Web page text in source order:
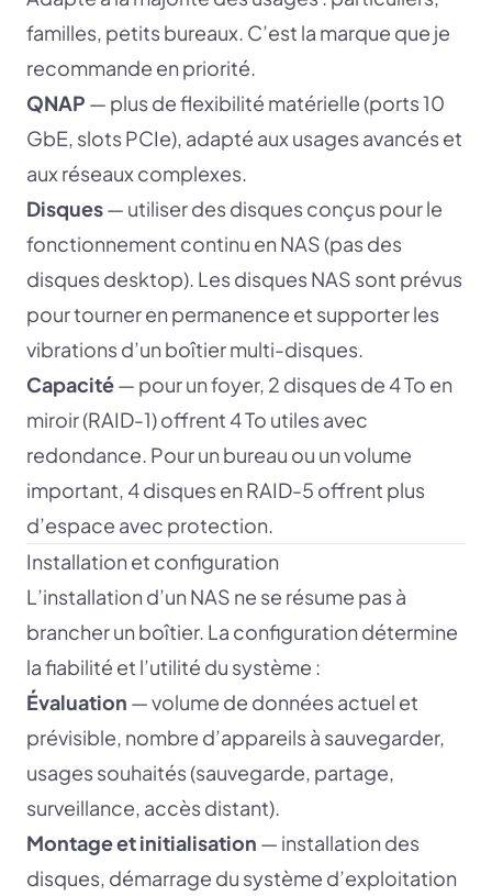
familles, petits bureaux. C’est la marque que je
recommande en priorité.
QNAP — plus de flexibilité matérielle (ports 10
GbE, slots PCIe), adapté aux usages avancés et
aux réseaux complexes.
Disques— utiliser des disques conçus pour le
fonctionnement continu en NAS (pas des
disques desktop). Les disques NAS sont prévus
pour tourner en permanence et supporter les
vibrations d’un boîtier multi-disques.
Capacité— pour un foyer, 2 disques de 4 To en
miroir (RAID-1) offrent 4 To utiles avec
redondance. Pour un bureau ou un volume
important, 4 disques en RAID-5 offrent plus
d’espace avec protection.
Installation et configuration
L’installation d’un NAS ne se résume pas à
brancher un boîtier. La configuration détermine
la fiabilité et l’utilité du système :
Évaluation — volume de données actuel et
prévisible, nombre d’appareils à sauvegarder,
usages souhaités (sauvegarde, partage,
surveillance, accès distant).
Montage et initialisation — installation des
disques, démarrage du système d’exploitation